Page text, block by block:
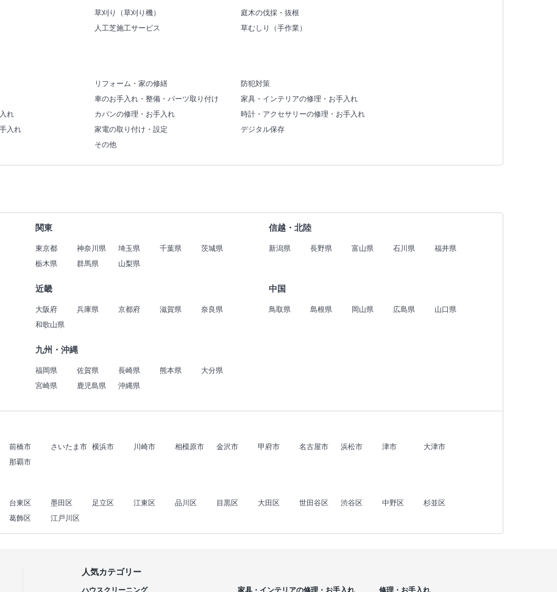
草刈り（草刈り機）
庭木の伐採・抜根
人工芝施工サービス 草むしり（手作業）
リフォーム・家の修繕
防犯対策
車のお手入れ・整備・パーツ取り付け
家具・インテリアの修理・お手入れ
れ カバンの修理・お手入れ
時計・アクセサリーの修理・お手入れ
入れ 家電の取り付け・設定
デジタル保存
その他
関東
東京都 神奈川県 埼玉県 千葉県
茨城県
栃木県
群馬県 山梨県
信越・北陸
新潟県 長野県 富山県 石川県 福井県
近畿
大阪府 兵庫県 京都府 滋賀県
奈良県
和歌山県
中国
鳥取県 島根県 岡山県 広島県 山口県
九州・沖縄
福岡県 佐賀県 長崎県 熊本県
大分県
宮崎県
鹿児島県 沖縄県
前橋市 さいたま市 横浜市 川崎市 相模原市 金沢市 甲府市 名古屋市 浜松市 津市
大津市
那覇市
台東区 墨田区 足立区 江東区 品川区 目黒区 大田区 世田谷区 渋谷区 中野区
杉並区
葛飾区 江戸川区
人気カテゴリー
ハウスクリーニング 家具・インテリアの修理・お手入れ 修理・お手入れ